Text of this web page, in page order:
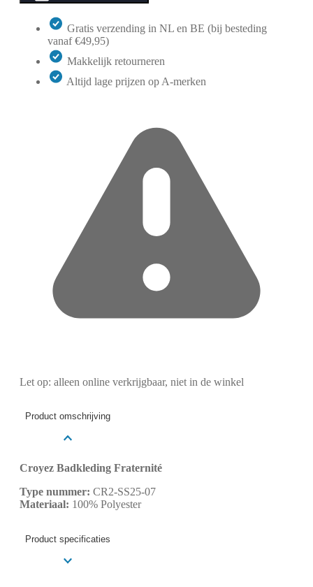
Gratis verzending in NL en BE (bij besteding
vanaf €49,95)
Makkelijk retourneren
Altijd lage prijzen op A-merken
Let op: alleen online verkrijgbaar, niet in de winkel
Product omschrijving
Croyez Badkleding Fraternité
Type nummer: CR2-SS25-07
Materiaal: 100% Polyester
Product specificaties